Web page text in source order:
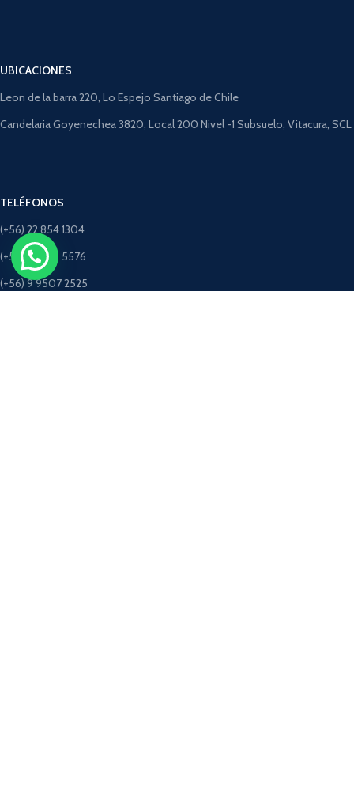
UBICACIONES
Leon de la barra 220, Lo Espejo Santiago de Chile
Candelaria Goyenechea 3820, Local 200 Nivel -1 Subsuelo, Vitacura, SCL
TELÉFONOS
(+56) 22 854 1304
(+56) 9 4275 5576
(+56) 9 9507 2525